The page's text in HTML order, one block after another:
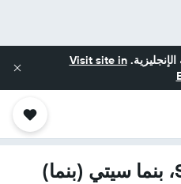
الإنجليزية.Visit site in